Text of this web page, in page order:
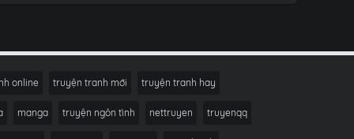
online truyện tranh mới truyện tranh hay
manga truyện ngôn tình nettruyen truyenqq